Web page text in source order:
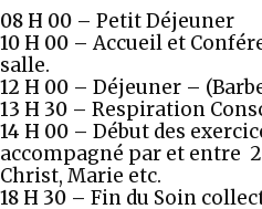
08 H 00 – Petit Déjeuner
10 H 00 – Accueil et
salle.
12 H 00 – Déjeuner –
13 H 30 – Respiration
14 H 00 – Début des
accompagné par et entre
Christ, Marie etc.
18 H 30 – Fin du Soin